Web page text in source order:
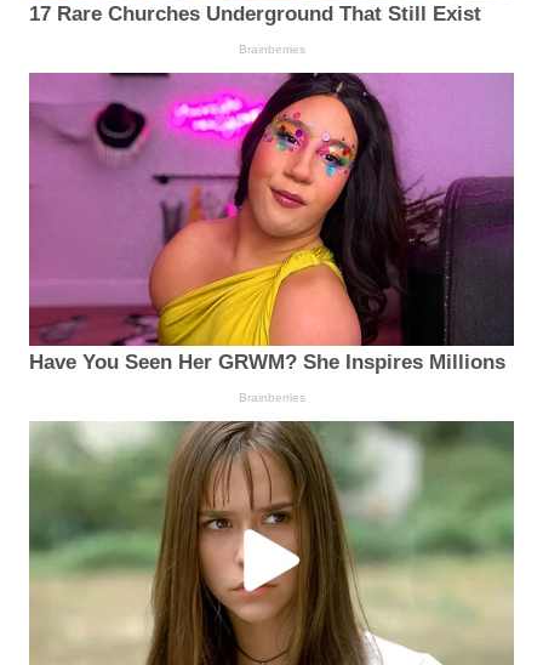
17 Rare Churches Underground That Still Exist
Brainberries
Have You Seen Her GRWM? She Inspires Millions
Brainberries